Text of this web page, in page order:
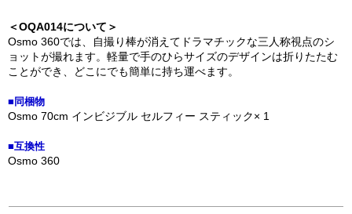
＜OQA014について＞
Osmo 360では、自撮り棒が消えてドラマチックな三人称視点のシ
ョットが撮れます。軽量で手のひらサイズのデザインは折りたたむ
ことができ、どこにでも簡単に持ち運べます。
■同梱物
Osmo 70cm インビジブル セルフィー スティック× 1
■互換性
Osmo 360